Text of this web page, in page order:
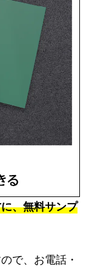
、無料サンプ
で、お電話・